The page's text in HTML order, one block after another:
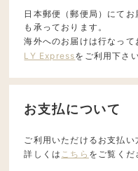
日本郵便（郵便局）にて
も承っております。
海外へのお届けは行なっ
LY Expressをご利用下さい
お支払について
ご利用いただけるお支払い
詳しくは こちら をご覧くだ